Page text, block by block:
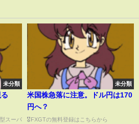
未分類
スーパ
未分類
米国株急落に注意。ドル円は170
円へ？
🎖FXGTの無料登録はこちらから